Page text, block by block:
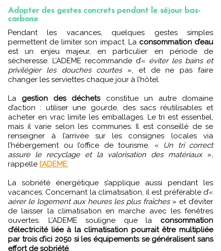
Adopter des gestes concrets pendant le séjour bas-
carbone
Pendant les vacances, quelques gestes simples
permettent de limiter son impact. La consommation d’eau
est un enjeu majeur, en particulier en période de
sécheresse. L’ADEME recommande d’« éviter les bains et
privilégier les douches courtes», et de ne pas faire
changer les serviettes chaque jour à l’hôtel.
La gestion des déchetsconstitue un autre domaine
d’action : utiliser une gourde, des sacs réutilisables et
acheter en vrac limite les emballages. Le tri est essentiel,
mais il varie selon les communes. Il est conseillé de se
renseigner à l’arrivée sur les consignes locales via
l’hébergement ou l’office de tourisme. «
Un tri correct
assure le recyclage et la valorisation des matériaux»,
rappelle l’ADEME.
La sobriété énergétique s’applique aussi pendant les
vacances. Concernant la climatisation, il est préférable d’«
aérer le logement aux heures les plus fraîches» et d’éviter
de laisser la climatisation en marche avec les fenêtres
ouvertes. L’ADEME souligne que la consommation
d’électricité liée à la climatisation pourrait être multipliée
par trois d’ici 2050 si les équipements se généralisent sans
effort de sobriété.